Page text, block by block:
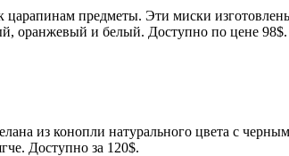
предметы. Эти миски
оранжевый и белый. Доступно по цене 98$.
из конопли натурального цвета с
Доступно за 120$.